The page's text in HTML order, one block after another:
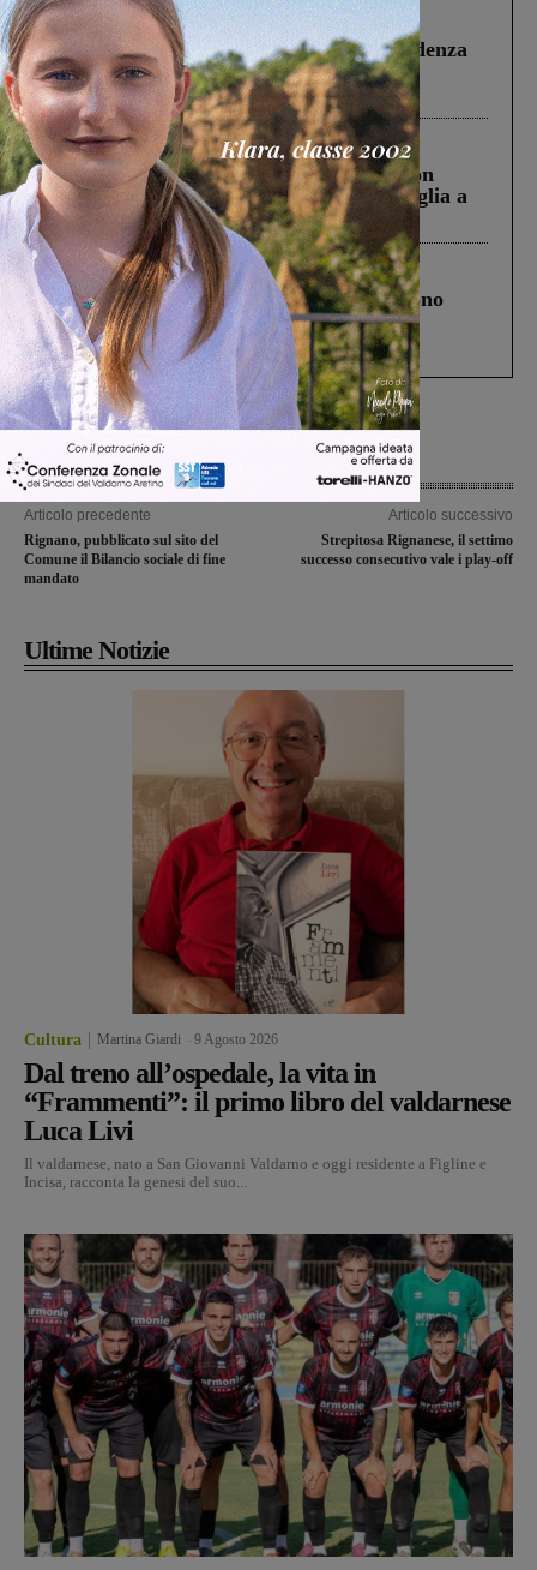
Figline Incisa Valdarno 1 Agosto 2026
Piscina di Figline finanziata oltre la scadenza
Pnrr, il gruppo di Fratelli d’Italia: “Un
ringraziamento al Governo”
Cronaca 3 Agosto 2026
Scomparso da una struttura di Castiglion
Fiorentino l’uomo che aveva ucciso la figlia a
Levane nel 2020
Cronaca 4 Agosto 2026
Un anno fa la strage in A1 in cui morirono
Gianni, Giulia e Franco. Lo schianto, il
processo, lo stop ai sorpassi fra tir....
Articolo precedente
Rignano, pubblicato sul sito del
Comune il Bilancio sociale di fine
mandato
Articolo successivo
Strepitosa Rignanese, il settimo
successo consecutivo vale i play-off
Ultime Notizie
Cultura Martina Giardi 9 Agosto 2026
Dal treno all’ospedale, la vita in
“Frammenti”: il primo libro del valdarnese
Luca Livi
Il valdarnese, nato a San Giovanni Valdarno e oggi residente a Figline e
Incisa, racconta la genesi del suo...